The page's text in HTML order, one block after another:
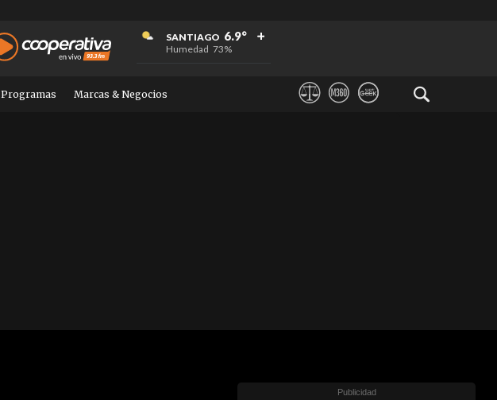
SANTIAGO 6.9°
Humedad 73%
+
+
+
Programas Marcas & Negocios